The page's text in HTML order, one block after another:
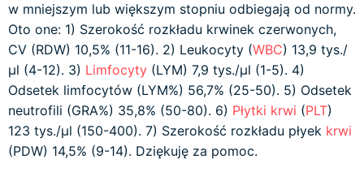
w mniejszym lub większym stopniu odbiegają od normy.
Oto one: 1) Szerokość rozkładu krwinek czerwonych,
CV (RDW) 10,5% (11-16). 2) Leukocyty (WBC) 13,9 tys./
µl (4-12). 3) Limfocyty (LYM) 7,9 tys./µl (1-5). 4)
Odsetek limfocytów (LYM%) 56,7% (25-50). 5) Odsetek
neutrofili (GRA%) 35,8% (50-80). 6) Płytki krwi (PLT)
123 tys./µl (150-400). 7) Szerokość rozkładu płyek krwi
(PDW) 14,5% (9-14). Dziękuję za pomoc.